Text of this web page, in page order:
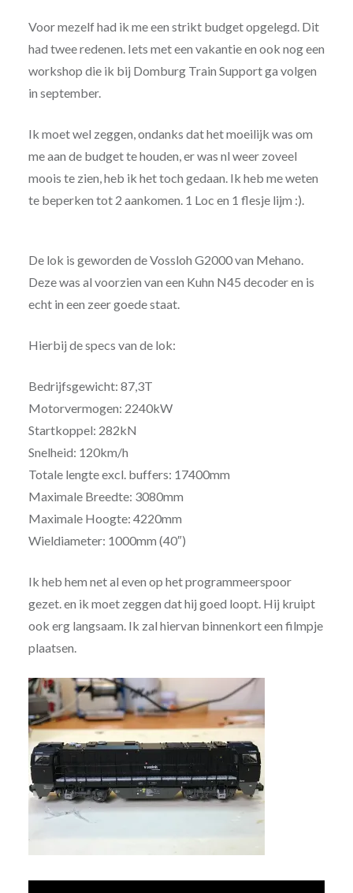
Voor mezelf had ik me een strikt budget opgelegd. Dit
had twee redenen. Iets met een vakantie en ook nog een
workshop die ik bij Domburg Train Support ga volgen
in september.
Ik moet wel zeggen, ondanks dat het moeilijk was om
me aan de budget te houden, er was nl weer zoveel
moois te zien, heb ik het toch gedaan. Ik heb me weten
te beperken tot 2 aankomen. 1 Loc en 1 flesje lijm :).
De lok is geworden de Vossloh G2000 van Mehano.
Deze was al voorzien van een Kuhn N45 decoder en is
echt in een zeer goede staat.
Hierbij de specs van de lok:
Bedrijfsgewicht: 87,3T
Motorvermogen: 2240kW
Startkoppel: 282kN
Snelheid: 120km/h
Totale lengte excl. buffers: 17400mm
Maximale Breedte: 3080mm
Maximale Hoogte: 4220mm
Wieldiameter: 1000mm (40″)
Ik heb hem net al even op het programmeerspoor
gezet. en ik moet zeggen dat hij goed loopt. Hij kruipt
ook erg langsaam. Ik zal hiervan binnenkort een filmpje
plaatsen.